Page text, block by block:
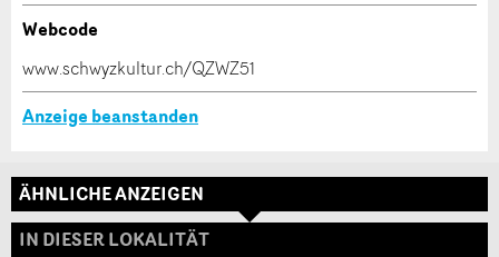
* Eingabe erforderlich
Adresse
Webcode
www.schwyzkultur.ch/QZWZ51
Anzeige beanstanden
ÄHNLICHE ANZEIGEN
IN DIESER LOKALITÄT